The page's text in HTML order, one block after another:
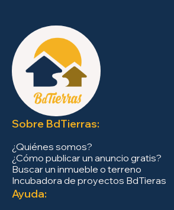
Sobre BdTierras:
¿Quiénes somos?
¿Cómo publicar un anuncio gratis?
Buscar un inmueble o terreno
Incubadora de proyectos BdTieras
Ayuda: